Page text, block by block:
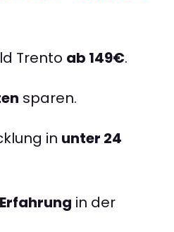
Trento ab 149€.
sparen.
in unter 24
in der